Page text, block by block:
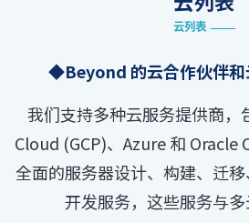
云列表
◆Beyond 的云合作伙伴
我们支持多种云服务提供商，
Cloud (GCP)、Azure 和
全面的服务器设计、构建、迁
开发服务，这些服务与多